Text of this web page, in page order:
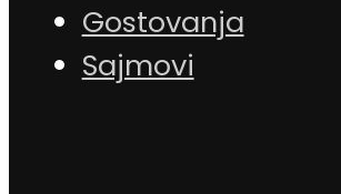
Gostovanja
Sajmovi